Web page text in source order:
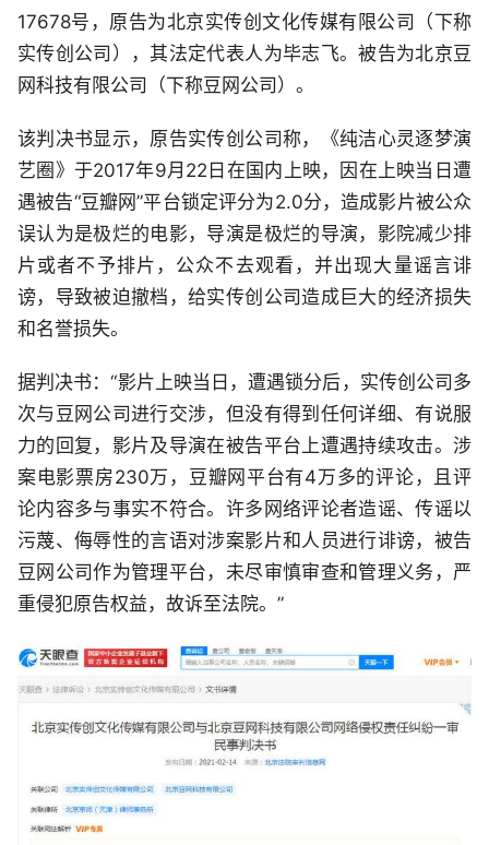
17678号，原告为北京实传创文化传媒有限公司（下称
实传创公司），其法定代表人为毕志飞。被告为北京豆
网科技有限公司（下称豆网公司）。
该判决书显示，原告实传创公司称，《纯洁心灵逐梦演
艺圈》于2017年9月22日在国内上映，因在上映当日遭
遇被告“豆瓣网”平台锁定评分为2.0分，造成影片被公众
误认为是极烂的电影，导演是极烂的导演，影院减少排
片或者不予排片，公众不去观看，并出现大量谣言诽
谤，导致被迫撤档，给实传创公司造成巨大的经济损失
和名誉损失。
据判决书：“影片上映当日，遭遇锁分后，实传创公司多
次与豆网公司进行交涉，但没有得到任何详细、有说服
力的回复，影片及导演在被告平台上遭遇持续攻击。涉
案电影票房230万，豆瓣网平台有4万多的评论，且评
论内容多与事实不符合。许多网络评论者造谣、传谣以
污蔑、侮辱性的言语对涉案影片和人员进行诽谤，被告
豆网公司作为管理平台，未尽审慎审查和管理义务，严
重侵犯原告权益，故诉至法院。”